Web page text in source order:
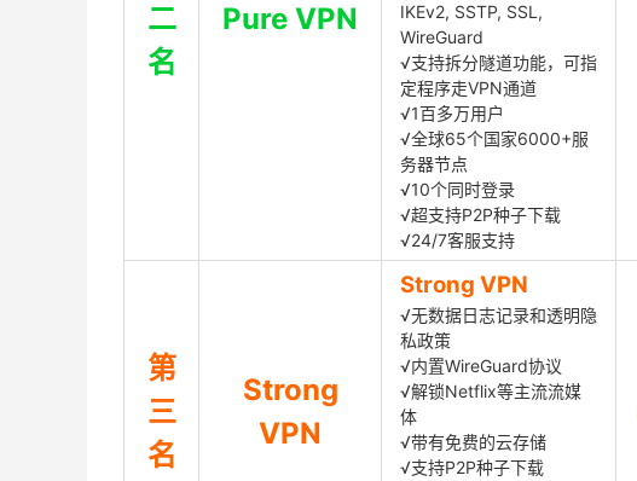
二
名
Pure VPN
IKEv2, SSTP, SSL,
WireGuard
√支持拆分隧道功能，可指
定程序走VPN通道
√1百多万用户
√全球65个国家6000+服
务器节点
√10个同时登录
√超支持P2P种子下载
√24/7客服支持
第
三
名
Strong
VPN
Strong VPN
√无数据日志记录和透明隐
私政策
√内置WireGuard协议
√解锁Netflix等主流流媒
体
√带有免费的云存储
√支持P2P种子下载